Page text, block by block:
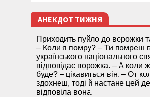
АНЕКДОТ ТИЖНЯ
Приходить пуйло до ворожки
– Коли я помру? – Ти помреш
українського національного
відповідає ворожка. – А коли
буде? – цікавиться він. – От
здохнеш, тоді й настане цей
відповіла вона.